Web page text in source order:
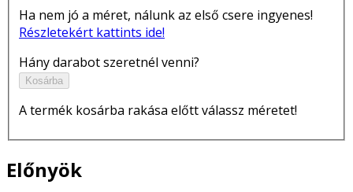
Ha nem jó a méret, nálunk az első csere ingyenes!
Részletekért kattints ide!
Hány darabot szeretnél venni?
Kosárba
A termék kosárba rakása előtt válassz méretet!
Előnyök